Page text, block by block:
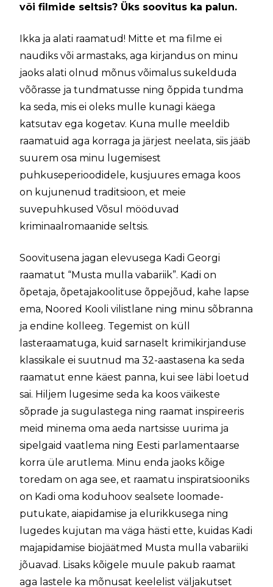
või filmide seltsis? Üks soovitus ka palun.
Ikka ja alati raamatud! Mitte et ma filme ei
naudiks või armastaks, aga kirjandus on minu
jaoks alati olnud mõnus võimalus sukelduda
võõrasse ja tundmatusse ning õppida tundma
ka seda, mis ei oleks mulle kunagi käega
katsutav ega kogetav. Kuna mulle meeldib
raamatuid aga korraga ja järjest neelata, siis jääb
suurem osa minu lugemisest
puhkuseperioodidele, kusjuures emaga koos
on kujunenud traditsioon, et meie
suvepuhkused Võsul mööduvad
kriminaalromaanide seltsis.
Soovitusena jagan elevusega Kadi Georgi
raamatut “Musta mulla vabariik”. Kadi on
õpetaja, õpetajakoolituse õppejõud, kahe lapse
ema, Noored Kooli vilistlane ning minu sõbranna
ja endine kolleeg. Tegemist on küll
lasteraamatuga, kuid sarnaselt krimikirjanduse
klassikale ei suutnud ma 32-aastasena ka seda
raamatut enne käest panna, kui see läbi loetud
sai. Hiljem lugesime seda ka koos väikeste
sõprade ja sugulastega ning raamat inspireeris
meid minema oma aeda nartsisse uurima ja
sipelgaid vaatlema ning Eesti parlamentaarse
korra üle arutlema. Minu enda jaoks kõige
toredam on aga see, et raamatu inspiratsiooniks
on Kadi oma koduhoov sealsete loomade-
putukate, aiapidamise ja elurikkusega ning
lugedes kujutan ma väga hästi ette, kuidas Kadi
majapidamise biojäätmed Musta mulla vabariiki
jõuavad. Lisaks kõigele muule pakub raamat
aga lastele ka mõnusat keelelist väljakutset